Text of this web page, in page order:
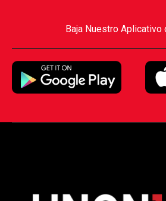
Baja Nuestro Aplicativo